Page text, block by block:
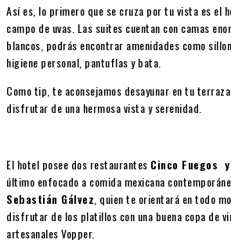
Así es, lo primero que se cruza por tu vista es el
campo de uvas. Las suites cuentan con camas
blancos, podrás encontrar amenidades como
higiene personal, pantuflas y bata.
Como tip, te aconsejamos desayunar en tu
disfrutar de una hermosa vista y serenidad.
El hotel posee dos restaurantes Cinco Fuegos
último enfocado a comida mexicana
Sebastián Gálvez , quien te orientará en todo
disfrutar de los platillos con una buena copa de
artesanales Vopper.